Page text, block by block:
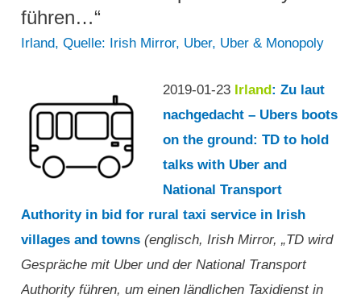
Ausländer
in
führen…“
Irland,Quelle: Irish Mirror, Uber, Uber & Monopoly
2019-01-23 Irland: Zu laut
nachgedacht – Ubers boots
on the ground: TD to hold
talks with Uber and
National Transport
Authority in bid for rural taxi service in Irish
villages and towns (englisch, Irish Mirror, „TD wird
Gespräche mit Uber und der National Transport
Authority führen, um einen ländlichen Taxidienst in